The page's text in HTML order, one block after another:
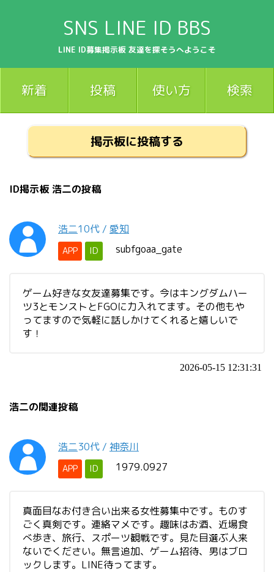
SNS LINE ID BBS
LINE ID募集掲示板 友達を探そうへようこそ
新着 投稿 使い方 検索
掲示板に投稿する
ID掲示板 浩二の投稿
浩二10代 / 愛知
APP ID subfgoaa_gate
ゲーム好きな女友達募集です。今はキングダムハー
ツ3とモンストとFGOに力入れてます。その他もや
ってますので気軽に話しかけてくれると嬉しいで
す！
2026-05-15 12:31:31
浩二の関連投稿
浩二30代 / 神奈川
APP ID 1979.0927
真面目なお付き合い出来る女性募集中です。ものす
ごく真剣です。連絡マメです。趣味はお酒、近場食
べ歩き、旅行、スポーツ観戦です。見た目選ぶ人来
ないでください。無言追加、ゲーム招待、男はブロ
ックします。LINE待ってます。